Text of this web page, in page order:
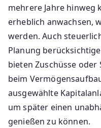
mehrere Jahre hinweg
erheblich anwachsen,
werden. Auch
Planung
bieten Zuschüsse
beim
ausgewählte
um später einen
genießen zu können.